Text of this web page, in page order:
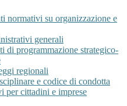
normativi su organizzazione e
generali
di programmazione strategico-
regionali
e codice di condotta
per cittadini e imprese